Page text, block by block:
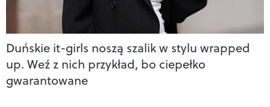
Duńskie it-girls noszą szalik w stylu wrapped
up. Weź z nich przykład, bo ciepełko
gwarantowane